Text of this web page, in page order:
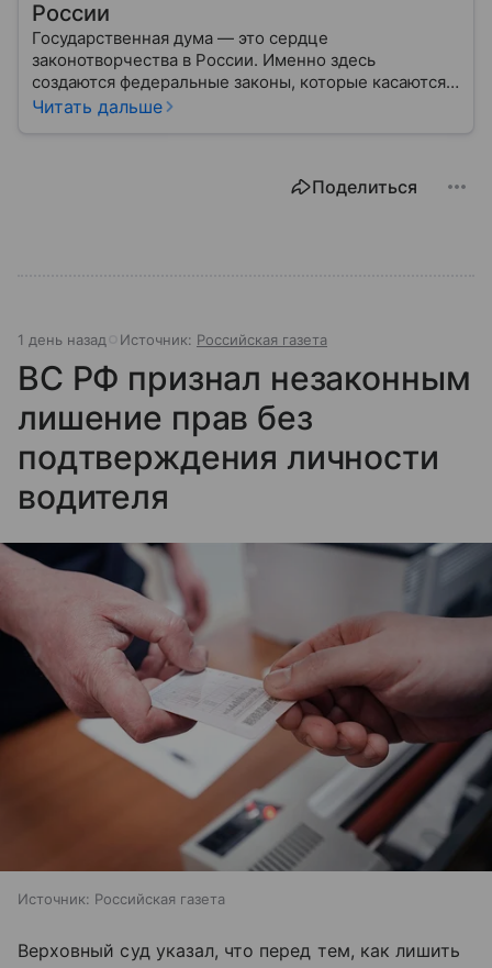
России
Государственная дума — это сердце
законотворчества в России. Именно здесь
создаются федеральные законы, которые касаются
жизни каждого гражданина: от образования и
Читать дальше
Поделиться
1 день назад Источник: Российская газета
ВС РФ признал незаконным
лишение прав без
подтверждения личности
водителя
Источник: Российская газета
Верховный суд указал, что перед тем, как лишить